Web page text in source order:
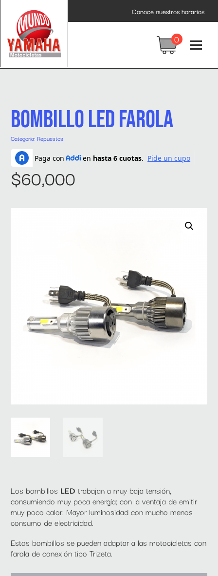
Conoce nuestros horarios
0
BOMBILLO LED FAROLA
Categoría: Repuestos
$60,000
Los bombillos LED trabajan a muy baja tensión,
consumiendo muy poca energía; con la ventaja de emitir
muy poco calor. Mayor luminosidad con mucho menos
consumo de electricidad.
Estos bombillos se pueden adaptar a las motocicletas con
farola de conexión tipoTrizeta.